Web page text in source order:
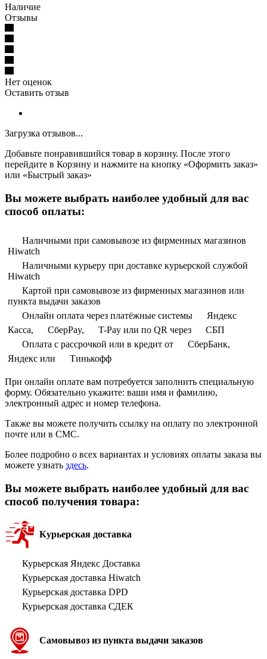
Наличие
Отзывы
Нет оценок
Оставить отзыв
Загрузка отзывов...
Добавьте понравившийся товар в корзину. После этого
перейдите в Корзину и нажмите на кнопку «Оформить заказ»
или «Быстрый заказ»
Вы можете выбрать наиболее удобный для вас
способ оплаты:
Наличными при самовывозе из фирменных магазинов
Hiwatch
Наличными курьеру при доставке курьерской службой
Hiwatch
Картой при самовывозе из фирменных магазинов или
пункта выдачи заказов
Онлайн оплата через платёжные системы
Яндекс
Касса,
СберPay, T-Pay или по QR через
СБП
Оплата с рассрочкой или в кредит от
СберБанк,
Яндекс или
Тинькофф
При онлайн оплате вам потребуется заполнить специальную
форму. Обязательно укажите: ваши имя и фамилию,
электронный адрес и номер телефона.
Также вы можете получить ссылку на оплату по электронной
почте или в СМС.
Более подробно о всех вариантах и условиях оплаты заказа вы
можете узнать здесь.
Вы можете выбрать наиболее удобный для вас
способ получения товара:
Курьерская доставка
Курьерская Яндекс Доставка
Курьерская доставка Hiwatch
Курьерская доставка DPD
Курьерская доставка СДЕК
Самовывоз из пункта выдачи заказов